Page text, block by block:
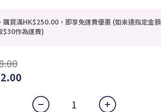
購買滿HK$250.00，即享免運費優惠 (如未達指定金
$30作為運費)